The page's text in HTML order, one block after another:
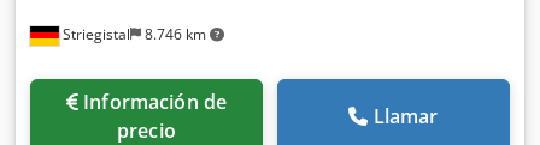
Striegistal 8.746 km
Información de
precio
Llamar